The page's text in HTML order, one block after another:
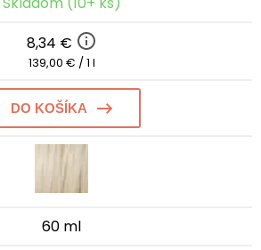
8,34 €
139,00 € / 1 l
DO KOŠÍKA
60 ml